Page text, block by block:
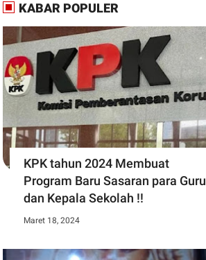
KABAR POPULER
KPK tahun 2024 Membuat
Program Baru Sasaran para Guru
dan Kepala Sekolah !!
Maret 18, 2024